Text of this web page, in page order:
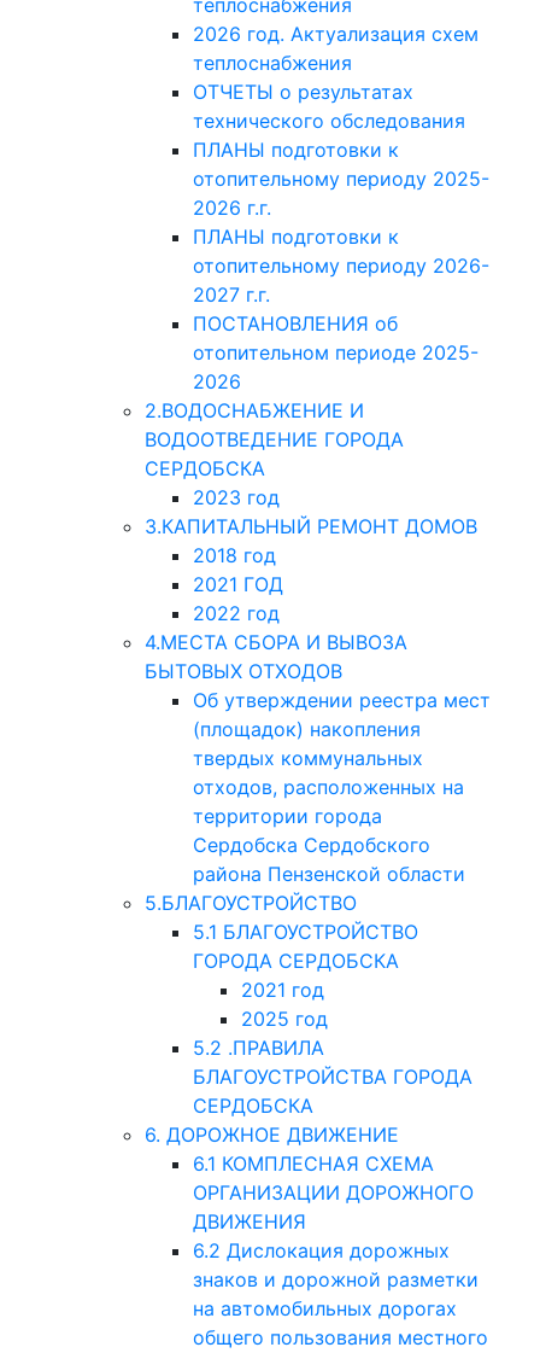
теплоснабжения
2026 год. Актуализация схем
теплоснабжения
ОТЧЕТЫ о результатах
технического обследования
ПЛАНЫ подготовки к
отопительному периоду 2025-
2026 г.г.
ПЛАНЫ подготовки к
отопительному периоду 2026-
2027 г.г.
ПОСТАНОВЛЕНИЯ об
отопительном периоде 2025-
2026
2.ВОДОСНАБЖЕНИЕ И
ВОДООТВЕДЕНИЕ ГОРОДА
СЕРДОБСКА
2023 год
3.КАПИТАЛЬНЫЙ РЕМОНТ ДОМОВ
2018 год
2021 ГОД
2022 год
4.МЕСТА СБОРА И ВЫВОЗА
БЫТОВЫХ ОТХОДОВ
Об утверждении реестра мест
(площадок) накопления
твердых коммунальных
отходов, расположенных на
территории города
Сердобска Сердобского
района Пензенской области
5.БЛАГОУСТРОЙСТВО
5.1 БЛАГОУСТРОЙСТВО
ГОРОДА СЕРДОБСКА
2021 год
2025 год
5.2 .ПРАВИЛА
БЛАГОУСТРОЙСТВА ГОРОДА
СЕРДОБСКА
6. ДОРОЖНОЕ ДВИЖЕНИЕ
6.1 КОМПЛЕСНАЯ СХЕМА
ОРГАНИЗАЦИИ ДОРОЖНОГО
ДВИЖЕНИЯ
6.2 Дислокация дорожных
знаков и дорожной разметки
на автомобильных дорогах
общего пользования местного